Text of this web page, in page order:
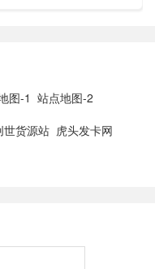
图-1 站点地图-2
世货源站 虎头发卡网